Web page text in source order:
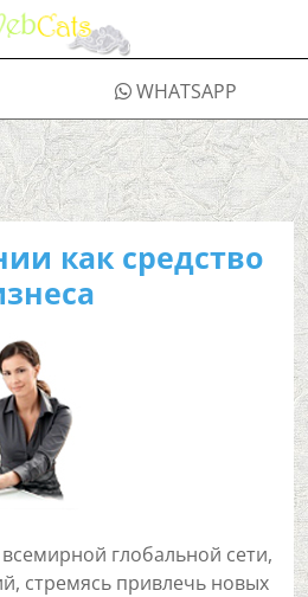
WHATSAPP
как средство
глобальной сети,
стремясь привлечь новых